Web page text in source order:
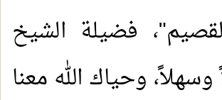
فضيلة الشيخ
وسهلاً، وحياك الله معنا